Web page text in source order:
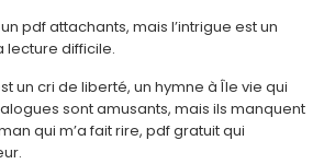
pdf attachants, mais l’intrigue est un
lecture difficile.
un cri de liberté, un hymne à Île vie qui
sont amusants, mais ils manquent
qui m’a fait rire, pdf gratuit qui